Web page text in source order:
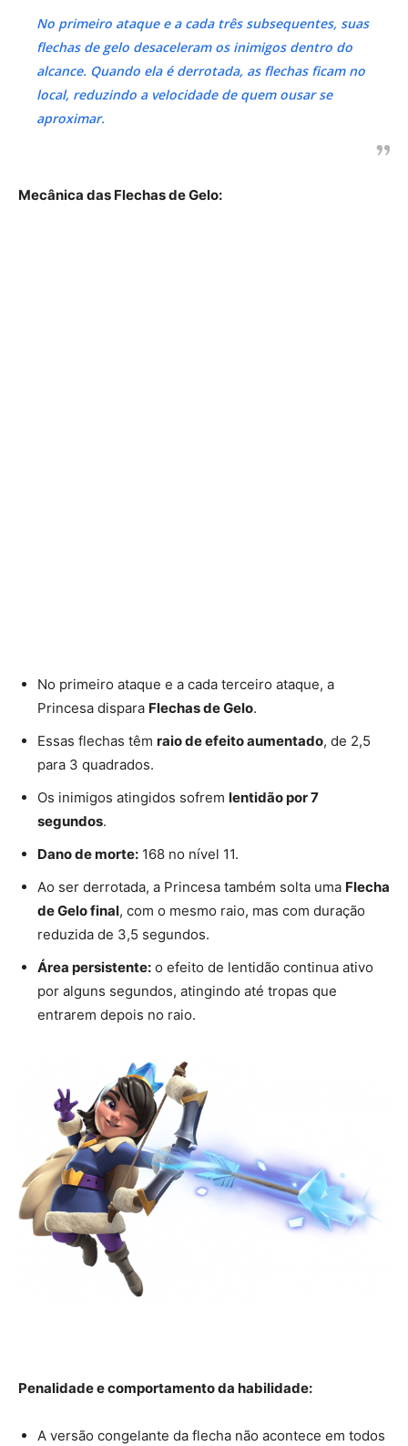
No primeiro ataque e a cada três subsequentes, suas
flechas de gelo desaceleram os inimigos dentro do
alcance. Quando ela é derrotada, as flechas ficam no
local, reduzindo a velocidade de quem ousar se
aproximar.
Mecânica das Flechas de Gelo:
No primeiro ataque e a cada terceiro ataque, a
Princesa dispara Flechas de Gelo.
Essas flechas têm raio de efeito aumentado, de 2,5
para 3 quadrados.
Os inimigos atingidos sofrem lentidão por 7
segundos.
Dano de morte: 168 no nível 11.
Ao ser derrotada, a Princesa também solta uma Flecha
de Gelo final, com o mesmo raio, mas com duração
reduzida de 3,5 segundos.
Área persistente: o efeito de lentidão continua ativo
por alguns segundos, atingindo até tropas que
entrarem depois no raio.
Penalidade e comportamento da habilidade:
A versão congelante da flecha não acontece em todos